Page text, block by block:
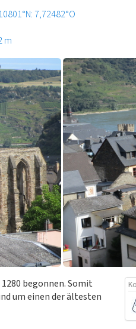
7,72482°O
m
begonnen. Somit
um einen der ältesten